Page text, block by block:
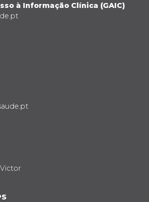
à Informação Clínica (GAIC)